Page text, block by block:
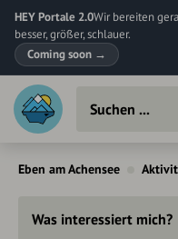
HEY Portale 2.0Wir bereiten
besser, größer, schlauer.
Coming soon →
Eben am Achensee
Was interessiert mich?